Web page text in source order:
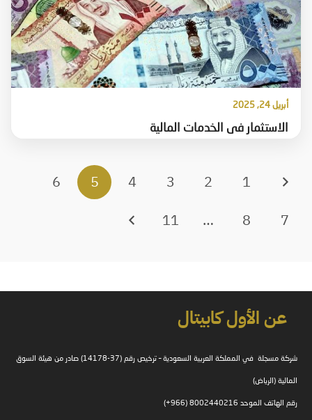
الاستثمار فى الخدمات المالية
أبريل 24, 2025
1
2
3
4
5
6
7
8
…
11
عن الأول كابيتال
شركة مسجلة في المملكة العربية السعودية – ترخيص رقم (37-14178) صادر من هيئة السوق
المالية (الرياض)
رقم الهاتف الموحد 8002440216 (966+)